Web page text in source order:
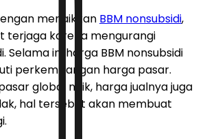
menaikkan BBM nonsubsidi,
terjaga karena mengurangi
Selama ini harga BBM nonsubsidi
perkembangan harga pasar.
global naik, harga jualnya juga
hal tersebut akan membuat